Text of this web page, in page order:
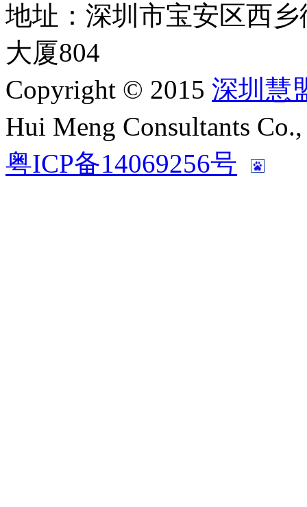
地址：深圳市宝安区西
大厦804
Copyright © 2015 深圳慧
Hui Meng Consultants
粤ICP备14069256号